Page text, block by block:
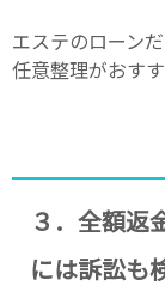
エステのローン
任意整理がおすす
３．全額返
には訴訟も